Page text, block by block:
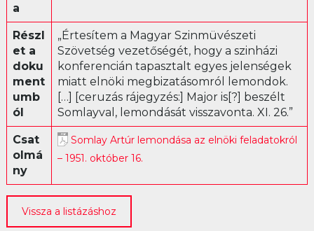
Levél
Műsor
Librettó
a
Részl
et a
doku
ment
umb
ól
„Értesítem a Magyar Szinmüvészeti
Szövetség vezetőségét, hogy a szinházi
konferencián tapasztalt egyes jelenségek
miatt elnöki megbizatásomról lemondok.
[…] [ceruzás rájegyzés:] Major is[?] beszélt
Somlayval, lemondását visszavonta. XI. 26.”
Csat
olmá
ny
Somlay Artúr lemondása az elnöki feladatokról
– 1951. október 16.
Vissza a listázáshoz